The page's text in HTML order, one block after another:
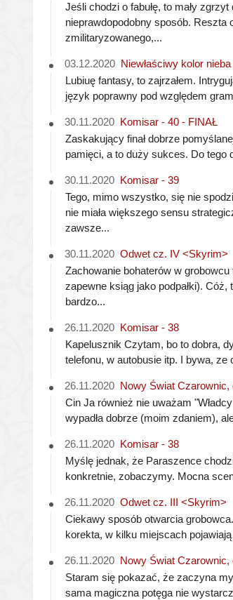
Jeśli chodzi o fabułę, to mały
nieprawdopodobny sposób. Reszta
zmilitaryzowanego,...
03.12.2020 Niewłaściwy kolor nieba
Lubiuę fantasy, to zajrzałem.
język poprawny pod względem
30.11.2020 Komisar - 40 - FINAŁ
Zaskakujący finał dobrze
pamięci, a to duży sukces. Do tego
30.11.2020 Komisar - 39
Tego, mimo wszystko, się nie
nie miała większego sensu
zawsze...
30.11.2020 Odwet cz. IV <Skyrim>
Zachowanie bohaterów w
zapewne ksiąg jako podpałki).
bardzo...
26.11.2020 Komisar - 38
Kapelusznik Czytam, bo to dobra,
telefonu, w autobusie itp. I bywa, ze
26.11.2020 Nowy Świat Czarownic,
Cin Ja również nie uważam
wypadła dobrze (moim zdaniem),
26.11.2020 Komisar - 38
Myślę jednak, że Paraszence
konkretnie, zobaczymy. Mocna
26.11.2020 Odwet cz. III <Skyrim>
Ciekawy sposób otwarcia
korekta, w kilku miejscach
26.11.2020 Nowy Świat Czarownic,
Staram się pokazać, że zaczyna
sama magiczna potęga nie